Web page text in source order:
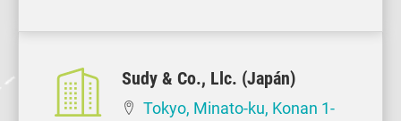
Sudy & Co., Llc. (Japán)
Tokyo, Minato-ku, Konan 1-